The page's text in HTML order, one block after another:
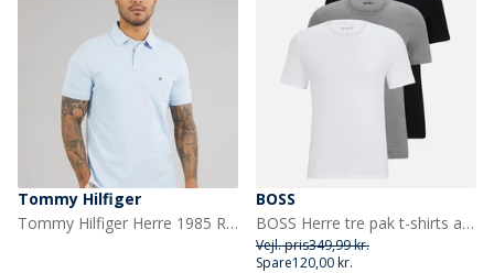
Tommy Hilfiger
Tommy Hilfiger Herre 1985 Regular Polo Shirt Sky Blue
BOSS
BOSS Herre tre pak t-shirts assorted Assorted Pre-Pack
Vejl. pris349,99 kr.
Spare120,00 kr.